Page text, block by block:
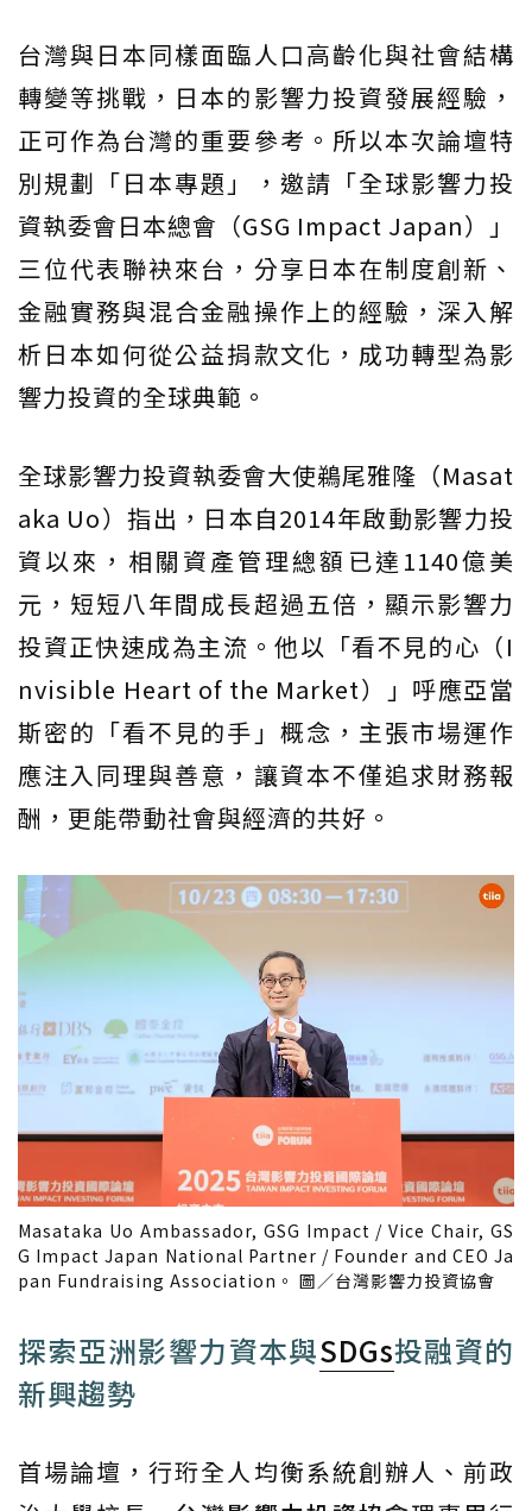
台灣與日本同樣面臨人口高齡化與社會結構
轉變等挑戰，日本的影響力投資發展經驗，
正可作為台灣的重要參考。所以本次論壇特
別規劃「日本專題」，邀請「全球影響力投
資執委會日本總會（GSG Impact Japan）」
三位代表聯袂來台，分享日本在制度創新、
金融實務與混合金融操作上的經驗，深入解
析日本如何從公益捐款文化，成功轉型為影
響力投資的全球典範。
全球影響力投資執委會大使鵜尾雅隆（Masat
aka Uo）指出，日本自2014年啟動影響力投
資以來，相關資產管理總額已達1140億美
元，短短八年間成長超過五倍，顯示影響力
投資正快速成為主流。他以「看不見的心（I
nvisible Heart of the Market）」呼應亞當
斯密的「看不見的手」概念，主張市場運作
應注入同理與善意，讓資本不僅追求財務報
酬，更能帶動社會與經濟的共好。
Masataka Uo Ambassador, GSG Impact / Vice Chair, GS
G Impact Japan National Partner / Founder and CEO Ja
pan Fundraising Association。 圖／台灣影響力投資協會
探索亞洲影響力資本與SDGs投融資的
新興趨勢
首場論壇，行珩全人均衡系統創辦人、前政